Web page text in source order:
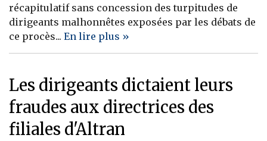
récapitulatif sans concession des turpitudes de
dirigeants malhonnêtes exposées par les débats de
ce procès... En lire plus »
Les dirigeants dictaient leurs
fraudes aux directrices des
filiales d'Altran